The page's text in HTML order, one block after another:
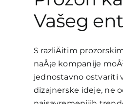
Vašeg
S razliÄitim
naÅ¡e kompanije
jednostavno ostvariti
dizajnerske ideje, ne